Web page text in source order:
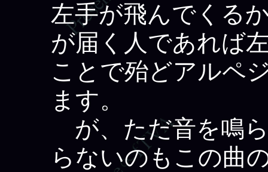
左手が飛んでくる
が届く人であれば
ことで殆どアルペ
ます。
が、ただ音を鳴
らないのもこの曲